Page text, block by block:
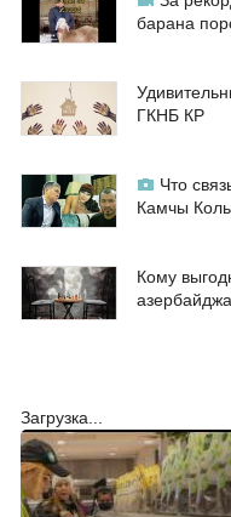
барана
ГКНБ КР
Что
Камчы
Кому
Загрузка...